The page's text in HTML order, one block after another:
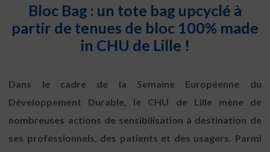
Bloc Bag : un tote bag upcyclé à
partir de tenues de bloc 100% made
in CHU de Lille !
Dans le cadre de la Semaine Européenne du
Développement Durable, le CHU de Lille mène de
nombreuses actions de sensibilisation à destination de
ses professionnels, des patients et des usagers. Parmi